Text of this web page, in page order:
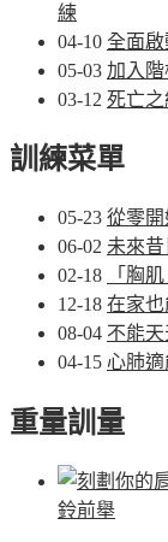
練
04-10 全面
05-03 加入
03-12 死亡
訓練菜單
05-23 從零
06-02 未來
02-18
「胸
12-18 在家
08-04 不能
04-15 心肺
重量訓量
鈴前舉